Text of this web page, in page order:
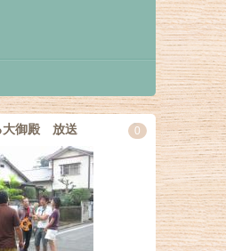
大御殿 放送 0